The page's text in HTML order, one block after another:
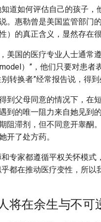
道如何评估自己的孩子，
说。惠勒曾是美国监管部
）的真正含义，显然存在
美国的医疗专业人士通常
model）”，他们只要对患
转换者”经常报告说，得
到父母同意的情况下，在
到的唯一阻力来自她见到
阻滞剂，但不同意开睾酮
开了处方药。
专家都遵循平权关怀模
都在推动医疗变性，所
将在余生与不可